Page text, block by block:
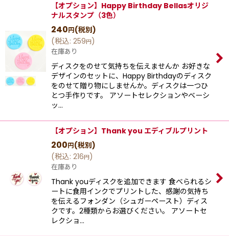
【オプション】Happy Birthday Bellasオリジ
ナルスタンプ（3色）
240円(税別)
(税込: 259円)
在庫あり
ディスクをのせて気持ちを伝えませんか お好きな
デザインのセットに、Happy Birthdayのディスク
をのせて贈り物にしませんか。ディスクは一つひ
とつ手作りです。 アソートセレクションやベーシ
ッ…
【オプション】Thank you エディブルプリント
200円(税別)
(税込: 216円)
在庫あり
Thank youディスクを追加できます 食べられるシ
ートに食用インクでプリントした、感謝の気持ち
を伝えるフォンダン（シュガーペースト）ディス
クです。2種類からお選びください。 アソートセ
レクショ…